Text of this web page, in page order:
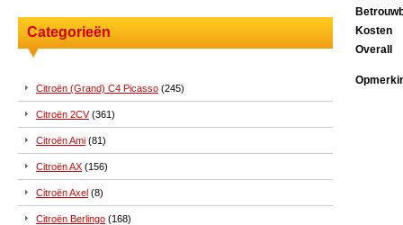
Categorieën
Citroën (Grand) C4 Picasso (245)
Citroën 2CV(361)
Citroën Ami (81)
Citroën AX (156)
Citroën Axel (8)
Citroën Berlingo (168)
Kosten
Overall